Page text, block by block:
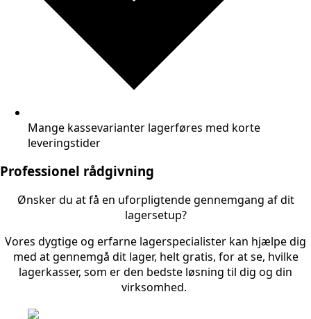
Mange kassevarianter lagerføres med korte
leveringstider
Professionel rådgivning
Ønsker du at få en uforpligtende gennemgang af dit
lagersetup?
Vores dygtige og erfarne lagerspecialister kan hjælpe dig
med at gennemgå dit lager, helt gratis, for at se, hvilke
lagerkasser, som er den bedste løsning til dig og din
virksomhed.